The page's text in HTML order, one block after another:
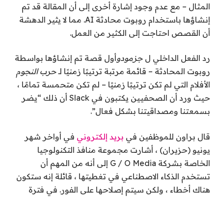
المثال – مع عدم وجود إشارة أخرى إلى أن المقالة قد تم
إنشاؤها باستخدام روبوت محادثة AI. مما لا يثير الدهشة
أن القصص احتاجت إلى الكثير من العمل.
رد الفعل الداخلي ل جزمودوأول قصة تم إنشاؤها بواسطة
روبوت المحادثة – قائمة مرتبة ترتيبًا زمنيًا لـحرب النجوم
الأفلام التي لم تكن ترتيبًا زمنيًا – لم تكن متحمسة تمامًا ،
حيث ورد أن الصحفيين يكتبون في Slack أن ذلك “يضر
بسمعتنا ومصداقيتنا بشكل فعال”.
قال براون للموظفين في بريد إلكتروني في أواخر شهر
يونيو (حزيران) ، أشارت مجموعة منافذ التكنولوجيا
الخاصة بشركة G / O Media إلى أنه من المهم أن
تستخدم الذكاء الاصطناعي في تغطيتها ، قائلة إنه ستكون
هناك أخطاء ، ولكن سيتم إصلاحها على الفور. في فترة